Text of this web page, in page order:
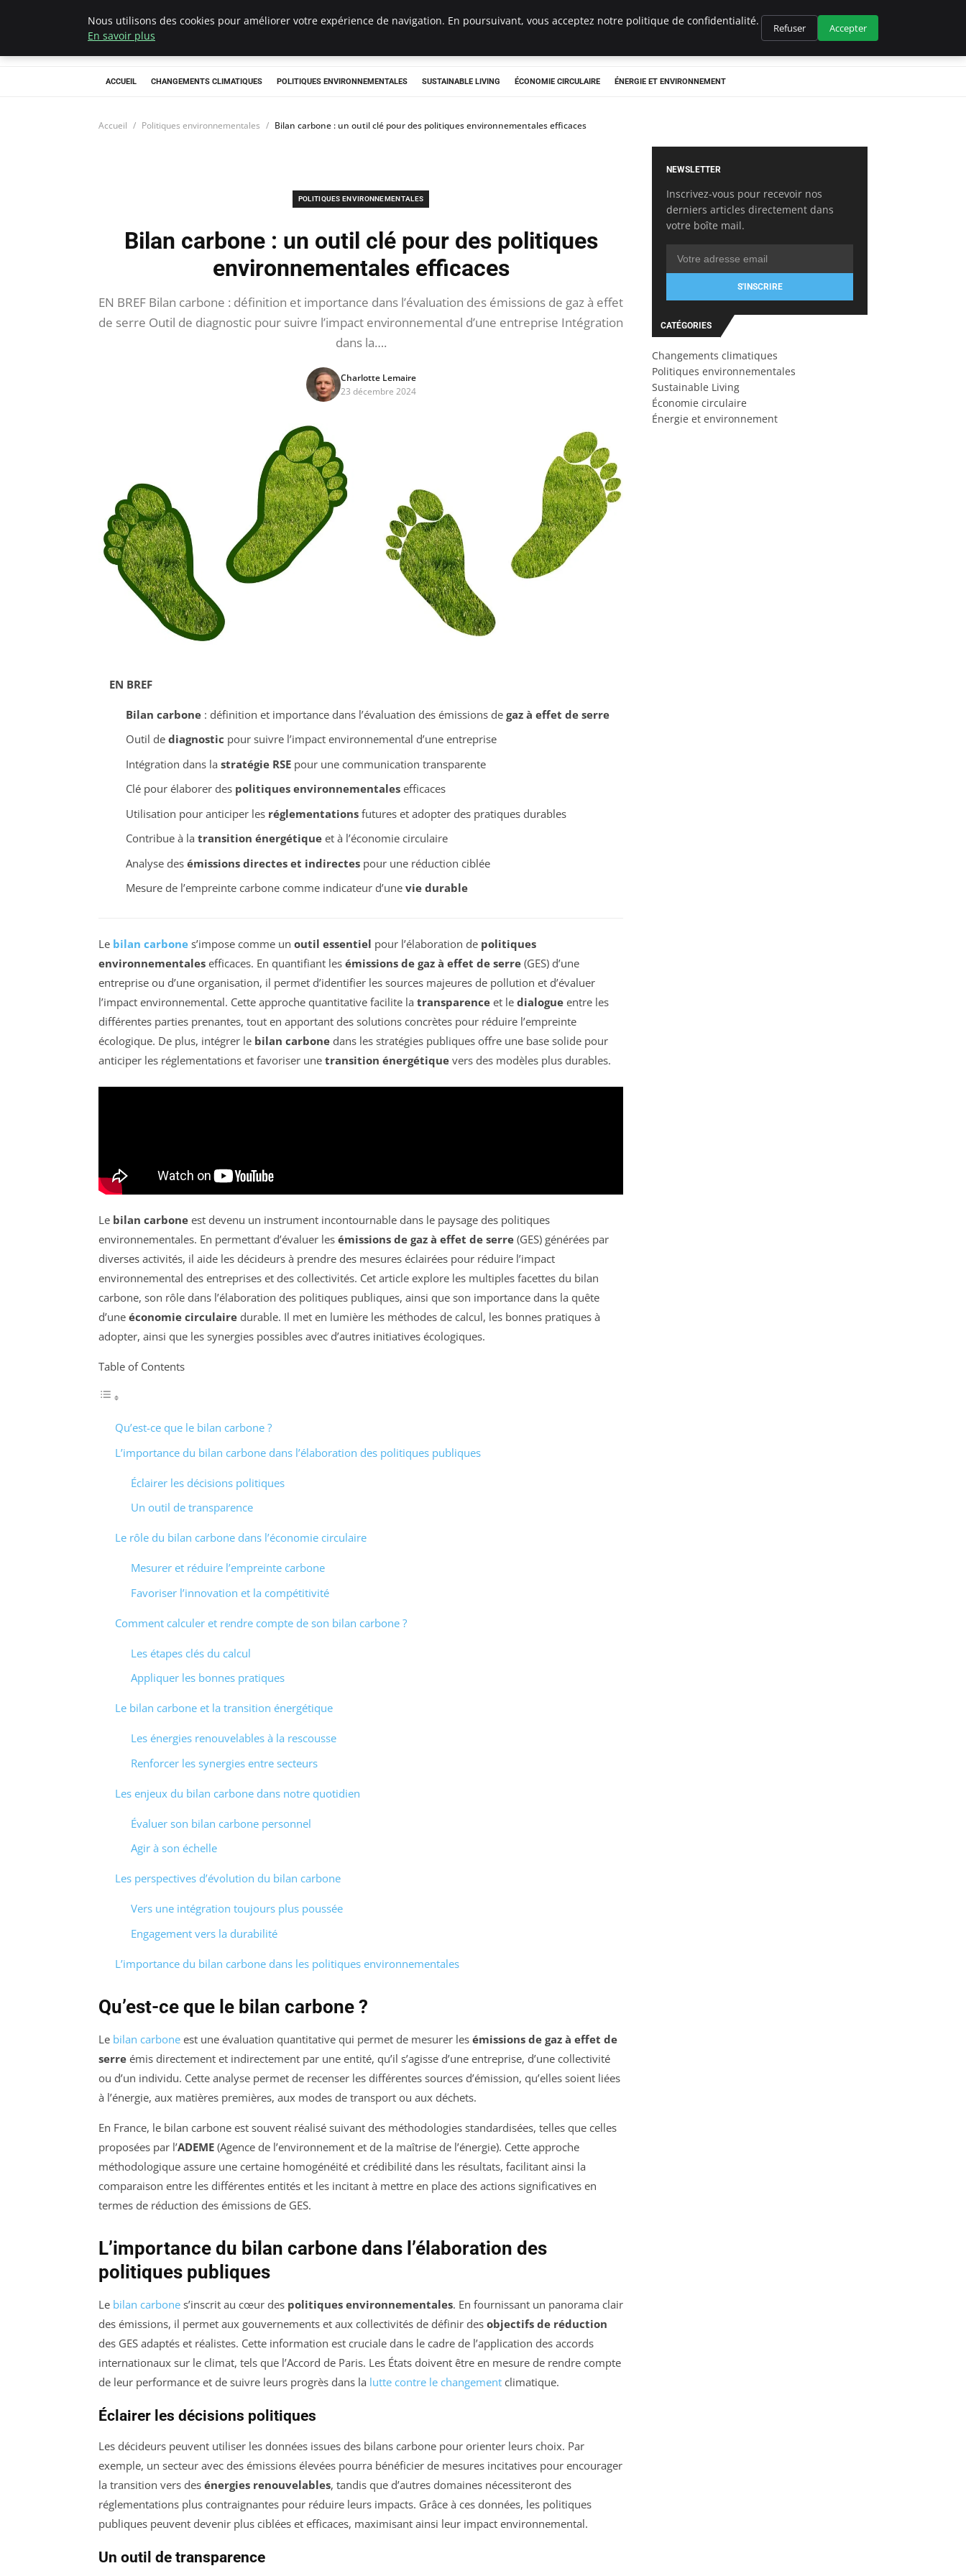
Climategatecountryclub.com
ACCUEIL CHANGEMENTS CLIMATIQUES POLITIQUES ENVIRONNEMENTALES SUSTAINABLE LIVING ÉCONOMIE CIRCULAIRE ÉNERGIE ET ENVIRONNEMENT
Accueil Politiques environnementales Bilan carbone : un outil clé pour des politiques environnementales efficaces
POLITIQUES ENVIRONNEMENTALES
Bilan carbone : un outil clé pour des politiques
environnementales efficaces
EN BREF Bilan carbone : définition et importance dans l’évaluation des émissions de gaz à effet
de serre Outil de diagnostic pour suivre l’impact environnemental d’une entreprise Intégration
dans la….
Charlotte Lemaire
23 décembre 2024
EN BREF
Bilan carbone: définition et importance dans l’évaluation des émissions de gaz à effet de serre
Outil de diagnostic pour suivre l’impact environnemental d’une entreprise
Intégration dans la stratégie RSEpour une communication transparente
Clé pour élaborer des politiques environnementalesefficaces
Utilisation pour anticiper les réglementationsfutures et adopter des pratiques durables
Contribue à la transition énergétiqueet à l’économie circulaire
Analyse des émissions directes et indirectespour une réduction ciblée
Mesure de l’empreinte carbone comme indicateur d’une vie durable
Le bilan carbone s’impose comme un outil essentiel pour l’élaboration de politiques
environnementales efficaces. En quantifiant les émissions de gaz à effet de serre (GES) d’une
entreprise ou d’une organisation, il permet d’identifier les sources majeures de pollution et d’évaluer
l’impact environnemental. Cette approche quantitative facilite la transparence et le dialogue entre les
différentes parties prenantes, tout en apportant des solutions concrètes pour réduire l’empreinte
écologique. De plus, intégrer le bilan carbone dans les stratégies publiques offre une base solide pour
anticiper les réglementations et favoriser une transition énergétique vers des modèles plus durables.
Le bilan carbone est devenu un instrument incontournable dans le paysage des politiques
environnementales. En permettant d’évaluer les émissions de gaz à effet de serre (GES) générées par
diverses activités, il aide les décideurs à prendre des mesures éclairées pour réduire l’impact
environnemental des entreprises et des collectivités. Cet article explore les multiples facettes du bilan
carbone, son rôle dans l’élaboration des politiques publiques, ainsi que son importance dans la quête
d’une économie circulaire durable. Il met en lumière les méthodes de calcul, les bonnes pratiques à
adopter, ainsi que les synergies possibles avec d’autres initiatives écologiques.
Table of Contents
Qu’est-ce que le bilan carbone ?
L’importance du bilan carbone dans l’élaboration des politiques publiques
Éclairer les décisions politiques
Un outil de transparence
Le rôle du bilan carbone dans l’économie circulaire
Mesurer et réduire l’empreinte carbone
Favoriser l’innovation et la compétitivité
Comment calculer et rendre compte de son bilan carbone ?
Les étapes clés du calcul
Appliquer les bonnes pratiques
Le bilan carbone et la transition énergétique
Les énergies renouvelables à la rescousse
Renforcer les synergies entre secteurs
Les enjeux du bilan carbone dans notre quotidien
Évaluer son bilan carbone personnel
Agir à son échelle
Les perspectives d’évolution du bilan carbone
Vers une intégration toujours plus poussée
Engagement vers la durabilité
L’importance du bilan carbone dans les politiques environnementales
Qu’est-ce que le bilan carbone ?
Le bilan carbone est une évaluation quantitative qui permet de mesurer les émissions de gaz à effet de
serre émis directement et indirectement par une entité, qu’il s’agisse d’une entreprise, d’une collectivité
ou d’un individu. Cette analyse permet de recenser les différentes sources d’émission, qu’elles soient liées
à l’énergie, aux matières premières, aux modes de transport ou aux déchets.
En France, le bilan carbone est souvent réalisé suivant des méthodologies standardisées, telles que celles
proposées par l’ADEME (Agence de l’environnement et de la maîtrise de l’énergie). Cette approche
méthodologique assure une certaine homogénéité et crédibilité dans les résultats, facilitant ainsi la
comparaison entre les différentes entités et les incitant à mettre en place des actions significatives en
termes de réduction des émissions de GES.
L’importance du bilan carbone dans l’élaboration des
politiques publiques
Le bilan carbone s’inscrit au cœur des politiques environnementales. En fournissant un panorama clair
des émissions, il permet aux gouvernements et aux collectivités de définir des objectifs de réduction
des GES adaptés et réalistes. Cette information est cruciale dans le cadre de l’application des accords
internationaux sur le climat, tels que l’Accord de Paris. Les États doivent être en mesure de rendre compte
de leur performance et de suivre leurs progrès dans la lutte contre le changement climatique.
Éclairer les décisions politiques
Les décideurs peuvent utiliser les données issues des bilans carbone pour orienter leurs choix. Par
exemple, un secteur avec des émissions élevées pourra bénéficier de mesures incitatives pour encourager
la transition vers des énergies renouvelables, tandis que d’autres domaines nécessiteront des
réglementations plus contraignantes pour réduire leurs impacts. Grâce à ces données, les politiques
publiques peuvent devenir plus ciblées et efficaces, maximisant ainsi leur impact environnemental.
Un outil de transparence
NEWSLETTER
Inscrivez-vous pour recevoir nos
derniers articles directement dans
votre boîte mail.
S'INSCRIRE
CATÉGORIES
Changements climatiques
Politiques environnementales
Sustainable Living
Économie circulaire
Énergie et environnement
Nous utilisons des cookies pour améliorer votre expérience de navigation. En poursuivant, vous acceptez notre politique de confidentialité.
En savoir plus
Refuser Accepter